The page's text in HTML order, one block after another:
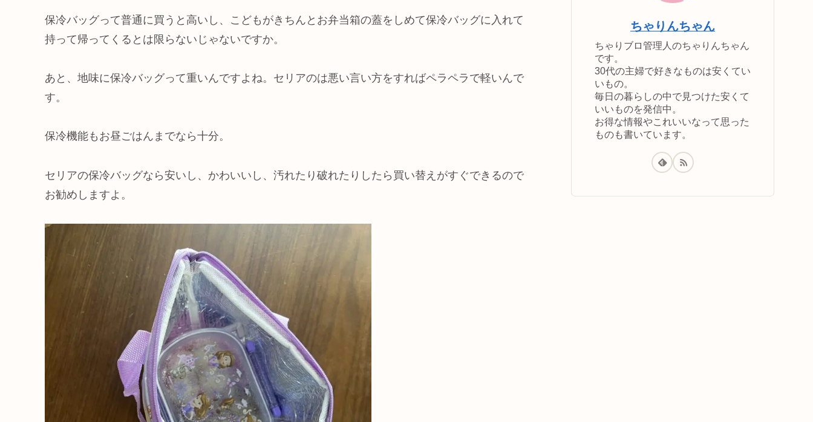
保冷バッグって普通に買うと高いし、こどもがきちんとお弁当箱の蓋をしめて保冷バッグに入れて
持って帰ってくるとは限らないじゃないですか。
あと、地味に保冷バッグって重いんですよね。セリアのは悪い言い方をすればペラペラで軽いんで
す。
保冷機能もお昼ごはんまでなら十分。
セリアの保冷バッグなら安いし、かわいいし、汚れたり破れたりしたら買い替えがすぐできるので
お勧めしますよ。
ちゃりんちゃん
ちゃりブロ管理人のちゃりんちゃん
です。
30代の主婦で好きなものは安くてい
いもの。
毎日の暮らしの中で見つけた安くて
いいものを発信中。
お得な情報やこれいいなって思った
ものも書いています。